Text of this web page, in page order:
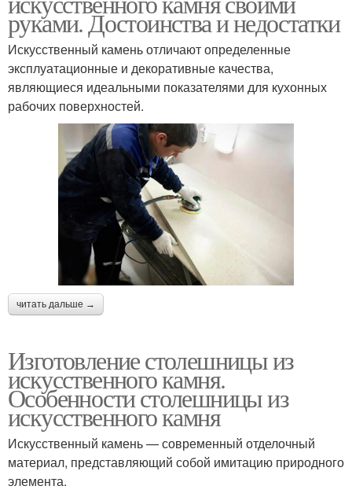
керамогранита
Столешница из кварца Столешницы из кварца
Столешница из
натурального камня
Столешницы из
Цены на столешницы Натуральный камень
Деревянные
Столешницы для
руками. Достоинства и недостатки
Искусственный камень отличают определенные
эксплуатационные и декоративные качества,
являющиеся идеальными показателями для кухонных
рабочих поверхностей.
читать дальше →
Изготовление столешницы из
искусственного камня.
Особенности столешницы из
искусственного камня
Искусственный камень — современный отделочный
материал, представляющий собой имитацию природного
элемента.